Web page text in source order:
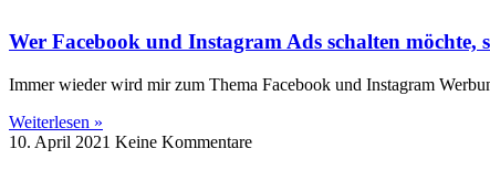
Wer Facebook und Instagram Ads schalten möchte,
Immer wieder wird mir zum Thema Facebook und Instagram
Weiterlesen »
10. April 2021 Keine Kommentare